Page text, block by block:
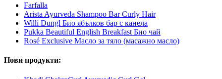
Farfalla
Arista Ayurveda Shampoo Bar Curly Hair
Willi Dungl Био ябълков бар с канела
Pukka Beautiful English Breakfast Био чай
Rosé Exclusive Масло за тяло (масажно масло)
Нови продукти: